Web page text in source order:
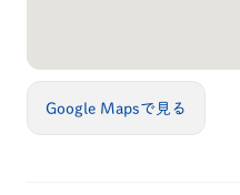
Google Mapsで見る